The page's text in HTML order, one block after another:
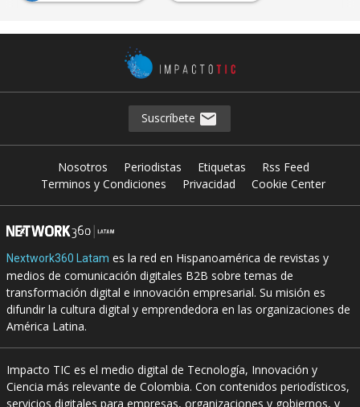
Suscríbete
Nosotros Periodistas Etiquetas
Rss Feed
Terminos y Condiciones
Privacidad Cookie Center
Nextwork360 Latam es la red en Hispanoamérica de revistas y
medios de comunicación digitales B2B sobre temas de
transformación digital e innovación empresarial. Su misión es
difundir la cultura digital y emprendedora en las organizaciones de
América Latina.
Impacto TIC es el medio digital de Tecnología, Innovación y
Ciencia más relevante de Colombia. Con contenidos periodísticos,
servicios digitales para empresas, organizaciones y gobiernos, y